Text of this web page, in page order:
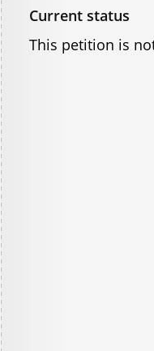
Current status
This petition is